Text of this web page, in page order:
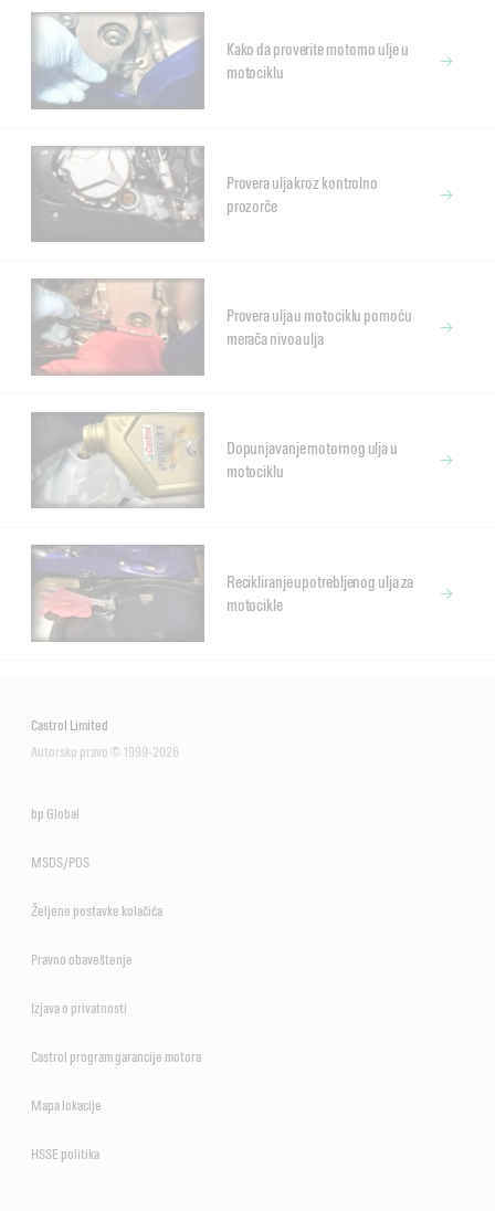
Kako da proverite motorno ulje u
motociklu
Provera ulja kroz kontrolno
prozorče
Provera ulja u motociklu pomoću
merača nivoa ulja
Dopunjavanje motornog ulja u
motociklu
Recikliranje upotrebljenog ulja za
motocikle
Castrol Limited
Autorsko pravo © 1999-2026
bp Global
MSDS/PDS
Željene postavke kolačića
Pravno obaveštenje
Izjava o privatnosti
Castrol program garancije motora
Mapa lokacije
HSSE politika